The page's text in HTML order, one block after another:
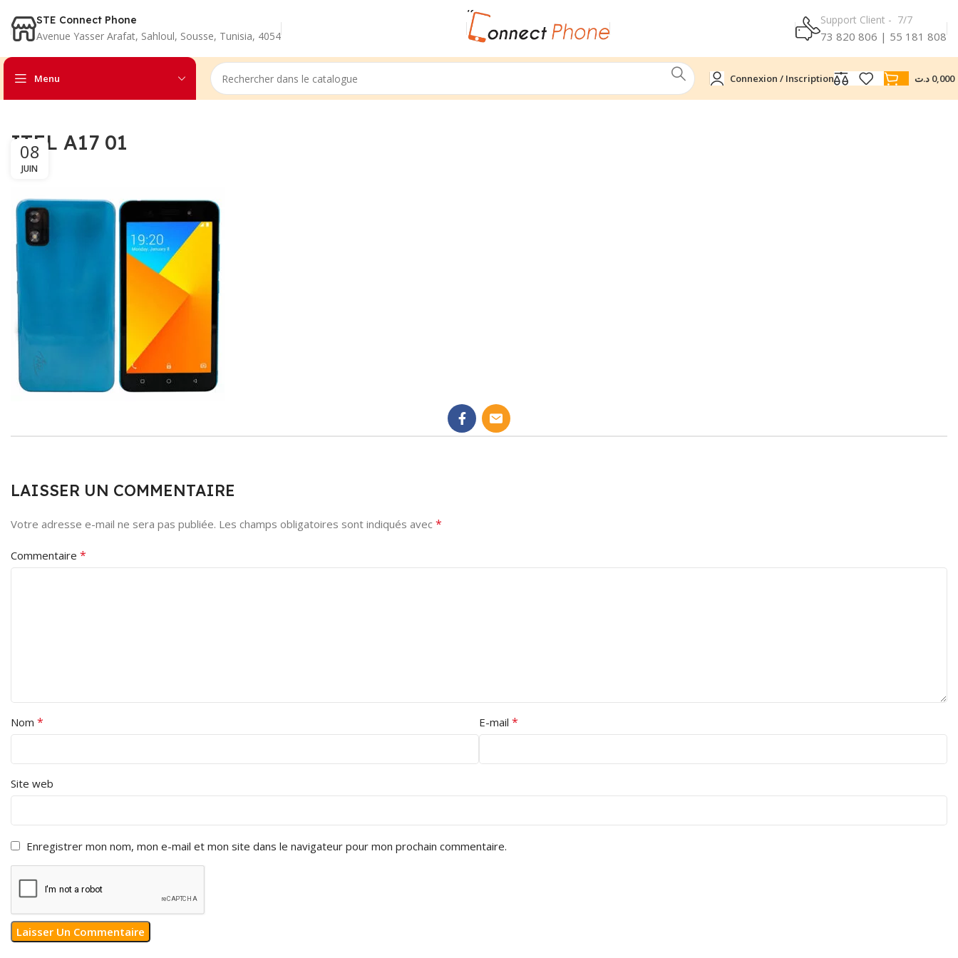
STE Connect Phone
Avenue Yasser Arafat, Sahloul, Sousse, Tunisia, 4054
Support Client - 7/7
73 820 806 | 55 181 808
Menu Connexion / Inscription 0,000 د.ت
ITEL A17 01
08
JUIN
LAISSER UN COMMENTAIRE
Votre adresse e-mail ne sera pas publiée. Les champs obligatoires sont indiqués avec *
Commentaire *
Nom * E-mail *
Site web
Enregistrer mon nom, mon e-mail et mon site dans le navigateur pour mon prochain commentaire.